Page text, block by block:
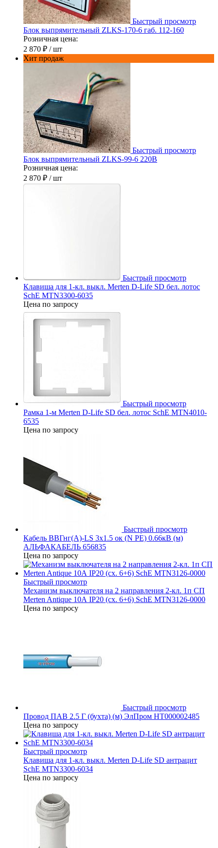
Быстрый просмотр
Блок выпрямительный ZLKS-170-6 габ. 112-160
Розничная цена:
2 870 ₽ / шт
Хит продаж
Быстрый просмотр
Блок выпрямительный ZLKS-99-6 220В
Розничная цена:
2 870 ₽ / шт
Быстрый просмотр
Клавиша для 1-кл. выкл. Merten D-Life SD бел. лотос
SchE MTN3300-6035
Цена по запросу
Быстрый просмотр
Рамка 1-м Merten D-Life SD бел. лотос SchE MTN4010-
6535
Цена по запросу
Быстрый просмотр
Кабель ВВГнг(А)-LS 3х1.5 ок (N PE) 0.66кВ (м)
АЛЬФАКАБЕЛЬ 656835
Цена по запросу
Быстрый просмотр
Механизм выключателя на 2 направления 2-кл. 1п СП
Merten Antique 10А IP20 (сх. 6+6) SchE MTN3126-0000
Цена по запросу
Быстрый просмотр
Провод ПАВ 2.5 Г (бухта) (м) ЭлПром НТ000002485
Цена по запросу
Быстрый просмотр
Клавиша для 1-кл. выкл. Merten D-Life SD антрацит
SchE MTN3300-6034
Цена по запросу